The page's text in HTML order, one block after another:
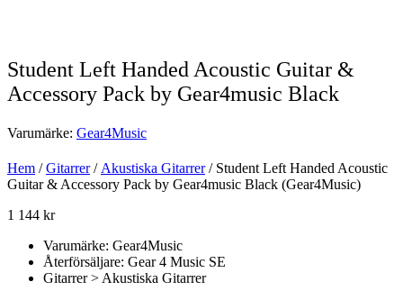
Student Left Handed Acoustic Guitar &
Accessory Pack by Gear4music Black
Varumärke: Gear4Music
Hem /Gitarrer/Akustiska Gitarrer/ Student Left Handed Acoustic
Guitar & Accessory Pack by Gear4music Black (Gear4Music)
1 144 kr
Varumärke: Gear4Music
Återförsäljare: Gear 4 Music SE
Gitarrer > Akustiska Gitarrer